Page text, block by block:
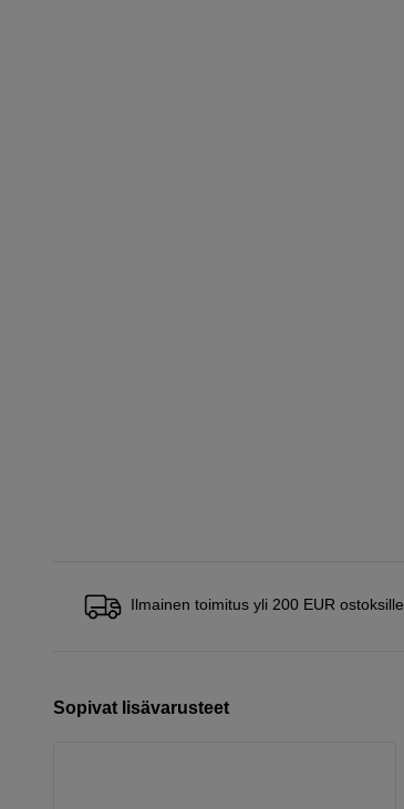
Ilmainen toimitus yli 200 EUR ostoksille
Sopivat lisävarusteet